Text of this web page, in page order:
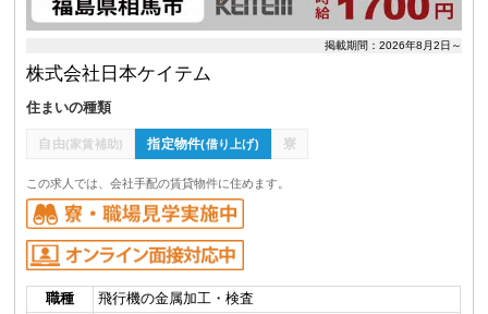
掲載期間：2026年8月2日～
株式会社日本ケイテム
住まいの種類
自由(家賃補助) 指定物件(借り上げ) 寮
この求人では、会社手配の賃貸物件に住めます。
職種
飛行機の金属加工・検査